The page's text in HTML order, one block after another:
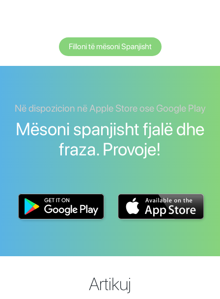
Filloni të mësoni Spanjisht
Në dispozicion në Apple Store ose Google Play
Mësoni spanjisht fjalë dhe
fraza. Provoje!
Artikuj